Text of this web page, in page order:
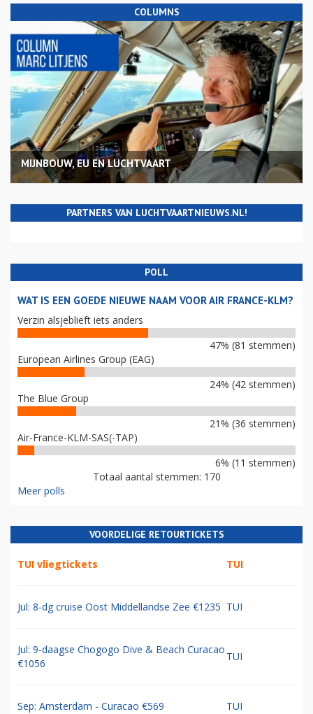
COLUMNS
MIJNBOUW, EU EN LUCHTVAART
PARTNERS VAN LUCHTVAARTNIEUWS.NL!
POLL
WAT IS EEN GOEDE NIEUWE NAAM VOOR AIR FRANCE-KLM?
Verzin alsjeblieft iets anders
47% (81 stemmen)
European Airlines Group (EAG)
24% (42 stemmen)
The Blue Group
21% (36 stemmen)
Air-France-KLM-SAS(-TAP)
6% (11 stemmen)
Totaal aantal stemmen: 170
Meer polls
VOORDELIGE RETOURTICKETS
TUI vliegtickets TUI
Jul: 8-dg cruise Oost Middellandse Zee €1235 TUI
Jul: 9-daagse Chogogo Dive & Beach Curacao
€1056
TUI
Sep: Amsterdam - Curacao €569 TUI